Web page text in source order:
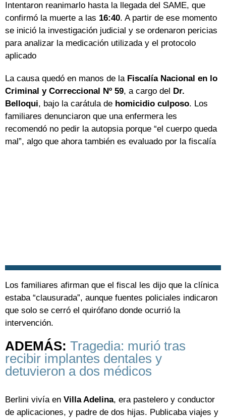
Intentaron reanimarlo hasta la llegada del SAME, que
confirmó la muerte a las 16:40. A partir de ese momento
se inició la investigación judicial y se ordenaron pericias
para analizar la medicación utilizada y el protocolo
aplicado
La causa quedó en manos de la Fiscalía Nacional en lo
Criminal y Correccional Nº 59, a cargo del
Dr.
Belloqui, bajo la carátula de homicidio culposo. Los
familiares denunciaron que una enfermera les
recomendó no pedir la autopsia porque “el cuerpo queda
mal”, algo que ahora también es evaluado por la fiscalía
Los familiares afirman que el fiscal les dijo que la clínica
estaba “clausurada”, aunque fuentes policiales indicaron
que solo se cerró el quirófano donde ocurrió la
intervención.
ADEMÁS: Tragedia: murió tras
recibir implantes dentales y
detuvieron a dos médicos
Berlini vivía en Villa Adelina, era pastelero y conductor
de aplicaciones, y padre de dos hijas. Publicaba viajes y